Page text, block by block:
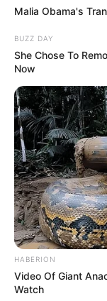
Malia Obama's
BUZZ DAY
She Chose To
Now
HABERION
Video Of Giant
Watch